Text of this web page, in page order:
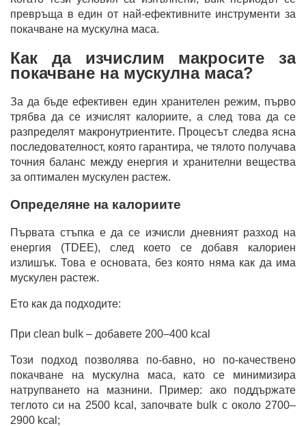
превръща в един от най-ефективните инструменти за
покачване на мускулна маса.
Как да изчислим макросите за
покачване на мускулна маса?
За да бъде ефективен един хранителен режим, първо
трябва да се изчислят калориите, а след това да се
разпределят макронутриентите. Процесът следва ясна
последователност, която гарантира, че тялото получава
точния баланс между енергия и хранителни вещества
за оптимален мускулен растеж.
Определяне на калориите
Първата стъпка е да се изчисли дневният разход на
енергия (TDEE), след което се добавя калориен
излишък. Това е основата, без която няма как да има
мускулен растеж.
Ето как да подходите:
При clean bulk – добавете 200–400 kcal
Този подход позволява по-бавно, но по-качествено
покачване на мускулна маса, като се минимизира
натрупването на мазнини. Пример: ако поддържате
теглото си на 2500 kcal, започвате bulk с около 2700–
2900 kcal;